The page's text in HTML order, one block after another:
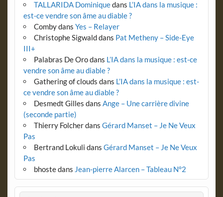
TALLARIDA Dominiquedans L’IA dans la musique :
est-ce vendre son âme au diable ?
Combydans Yes – Relayer
Christophe Sigwalddans Pat Metheny – Side-Eye
III+
Palabras De Orodans L’IA dans la musique : est-ce
vendre son âme au diable ?
Gathering of clouds dans L’IA dans la musique : est-
ce vendre son âme au diable ?
Desmedt Gilles dans Ange – Une carrière divine
(seconde partie)
Thierry Folcherdans Gérard Manset – Je Ne Veux
Pas
Bertrand Lokuli dans Gérard Manset – Je Ne Veux
Pas
bhostedans Jean-pierre Alarcen – Tableau N°2